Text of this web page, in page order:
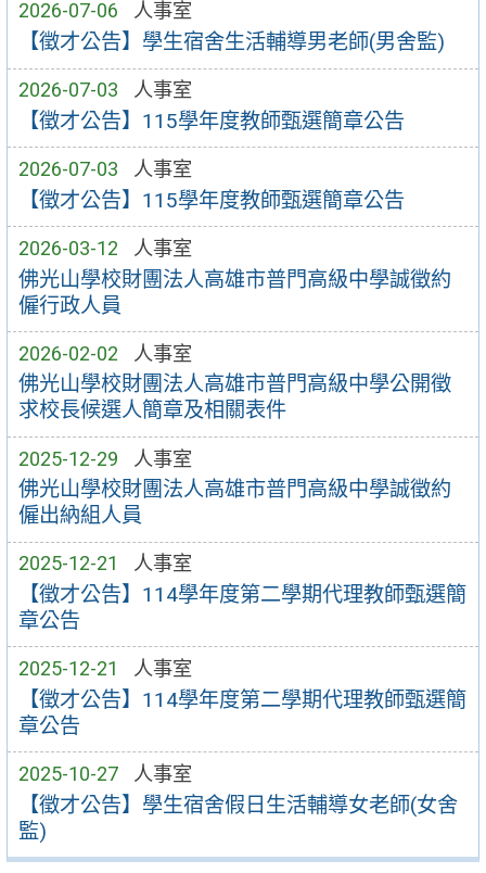
2026-07-06 人事室
【徵才公告】學生宿舍生活輔導男老師(男舍監)
2026-07-03 人事室
【徵才公告】115學年度教師甄選簡章公告
2026-07-03 人事室
【徵才公告】115學年度教師甄選簡章公告
2026-03-12 人事室
佛光山學校財團法人高雄市普門高級中學誠徵約
僱行政人員
2026-02-02 人事室
佛光山學校財團法人高雄市普門高級中學公開徵
求校長候選人簡章及相關表件
2025-12-29 人事室
佛光山學校財團法人高雄市普門高級中學誠徵約
僱出納組人員
2025-12-21 人事室
【徵才公告】114學年度第二學期代理教師甄選簡
章公告
2025-12-21 人事室
【徵才公告】114學年度第二學期代理教師甄選簡
章公告
2025-10-27 人事室
【徵才公告】學生宿舍假日生活輔導女老師(女舍
監)